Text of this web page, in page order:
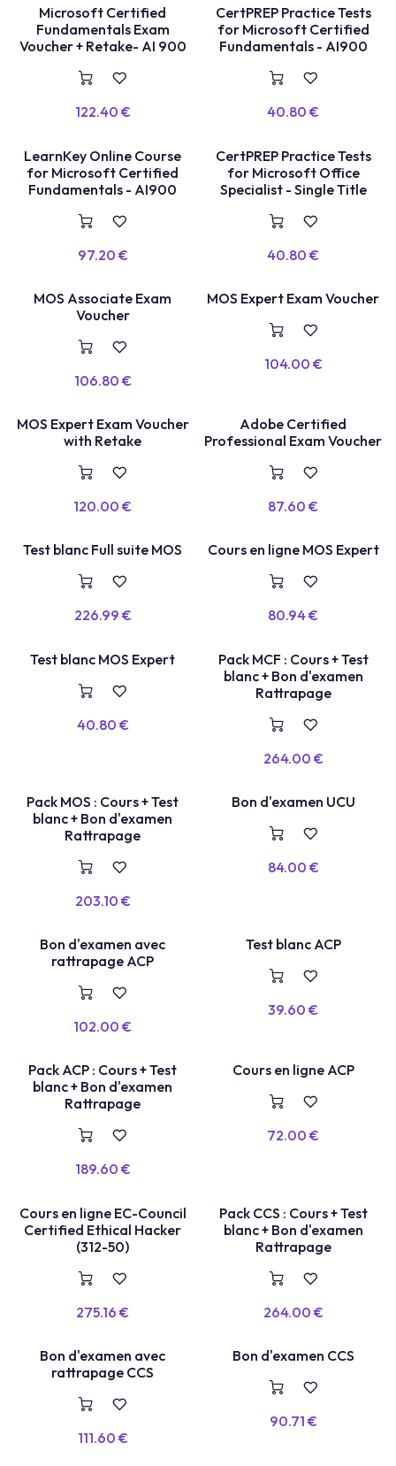
E
X
A
M
E
N
+
R
E
P
A
S
S
A
G
E
Microsoft Certified
Fundamentals Exam
Voucher + Retake- AI 900
122.40 €
TEST BLANC
CertPREP Practice Tests
for Microsoft Certified
Fundamentals - AI900
40.80 €
COURS EN LIGNE
LearnKey Online Course
for Microsoft Certified
Fundamentals - AI900
97.20 €
TEST BLANC
CertPREP Practice Tests
for Microsoft Office
Specialist - Single Title
40.80 €
VOUCHER
MOS Associate Exam
Voucher
106.80 €
VOUCHER
MOS Expert Exam Voucher
104.00 €
E
X
AM
E
N
+
R
E
P
A
S
S
A
GE
MOS Expert Exam Voucher
with Retake
120.00 €
VOUCHERAdobe Certified
Professional Exam Voucher
87.60 €
TEST BLANC
Test blanc Full suite MOS
226.99 €
COURS EN LIGNE
Cours en ligne MOS Expert
80.94€
TEST BLANC
Test blanc MOS Expert
40.80 €
TEST LABEL
Pack MCF : Cours + Test
blanc + Bon d'examen
Rattrapage
264.00 €
TEST LABEL
Pack MOS : Cours + Test
blanc + Bon d'examen
Rattrapage
203.10 €
VOUCHER
Bon d'examen UCU
84.00 €
E
X
AM
E
N
+
R
E
P
A
S
S
A
GE
Bon d'examen avec
rattrapage ACP
102.00 €
TEST BLANC
Test blanc ACP
39.60 €
TEST LABEL
Pack ACP : Cours + Test
blanc + Bon d'examen
Rattrapage
189.60 €
COURS EN LIGNE
Cours en ligne ACP
72.00 €
COURS EN LIGNE
Cours en ligne EC-Council
Certified Ethical Hacker
(312-50)
275.16 €
TEST LABEL
Pack CCS : Cours + Test
blanc + Bon d'examen
Rattrapage
264.00 €
E
X
AM
E
N
+
R
E
P
A
S
S
A
GE
Bon d'examen avec
rattrapage CCS
111.60 €
VOUCHER
Bon d'examen CCS
90.71 €